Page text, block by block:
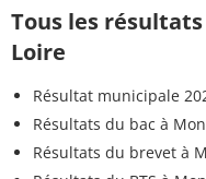
Tous les
Loire
Résultat municipale
Résultats du bac à
Résultats du brevet à